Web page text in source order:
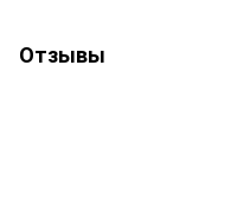
Отзывы